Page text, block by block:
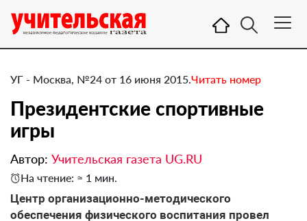
УГ - Москва, №24 от 16 июня 2015.Читать номер
Президентские спортивные
игры
Автор: Учительская газета UG.RU
На чтение: ≈ 1 мин.
​Центр организационно-методического
обеспечения физического воспитания провел